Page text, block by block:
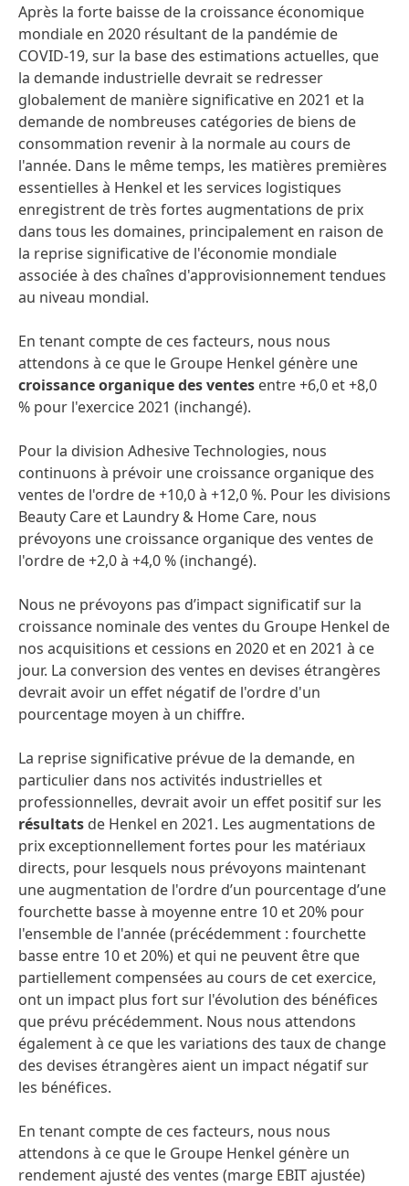
Après la forte baisse de la croissance économique
mondiale en 2020 résultant de la pandémie de
COVID-19, sur la base des estimations actuelles, que
la demande industrielle devrait se redresser
globalement de manière significative en 2021 et la
demande de nombreuses catégories de biens de
consommation revenir à la normale au cours de
l'année. Dans le même temps, les matières premières
essentielles à Henkel et les services logistiques
enregistrent de très fortes augmentations de prix
dans tous les domaines, principalement en raison de
la reprise significative de l'économie mondiale
associée à des chaînes d'approvisionnement tendues
au niveau mondial.
En tenant compte de ces facteurs, nous nous
attendons à ce que le Groupe Henkel génère une
croissance organique des ventes entre +6,0 et +8,0
% pour l'exercice 2021 (inchangé).
Pour la division Adhesive Technologies, nous
continuons à prévoir une croissance organique des
ventes de l'ordre de +10,0 à +12,0 %. Pour les divisions
Beauty Care et Laundry & Home Care, nous
prévoyons une croissance organique des ventes de
l'ordre de +2,0 à +4,0 %(inchangé).
Nous ne prévoyons pas d’impact significatif sur la
croissance nominale des ventes du Groupe Henkel de
nos acquisitions et cessions en 2020 et en 2021 à ce
jour. La conversion des ventes en devises étrangères
devrait avoir un effet négatif de l'ordre d'un
pourcentage moyen à un chiffre.
La reprise significative prévue de la demande, en
particulier dans nos activités industrielles et
professionnelles, devrait avoir un effet positif sur les
résultats de Henkel en 2021. Les augmentations de
prix exceptionnellement fortes pour les matériaux
directs, pour lesquels nous prévoyons maintenant
une augmentation de l'ordre d’un pourcentage d’une
fourchette basse à moyenne entre 10 et 20% pour
l'ensemble de l'année (précédemment : fourchette
basse entre 10 et 20%) et qui ne peuvent être que
partiellement compensées au cours de cet exercice,
ont un impact plus fort sur l'évolution des bénéfices
que prévu précédemment. Nous nous attendons
également à ce que les variations des taux de change
des devises étrangères aient un impact négatif sur
les bénéfices.
En tenant compte de ces facteurs, nous nous
attendons à ce que le Groupe Henkel génère un
rendement ajusté des ventes (marge EBIT ajustée)